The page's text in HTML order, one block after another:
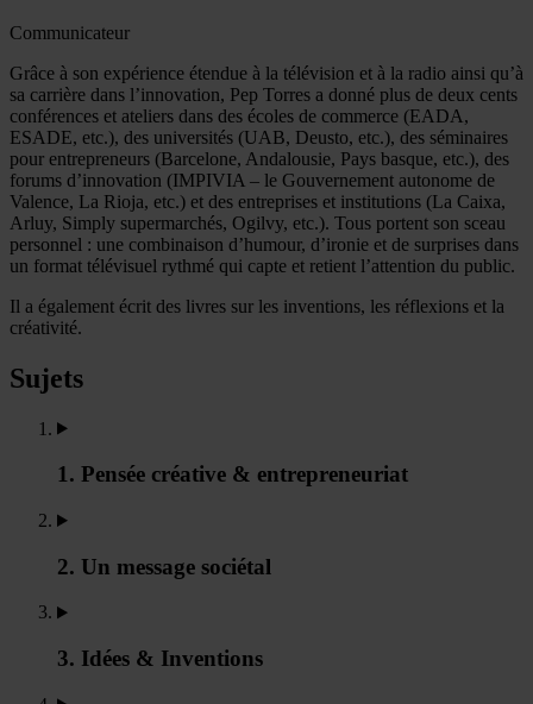
Communicateur
Grâce à son expérience étendue à la télévision et à la radio ainsi qu’à
sa carrière dans l’innovation, Pep Torres a donné plus de deux cents
conférences et ateliers dans des écoles de commerce (EADA,
ESADE, etc.), des universités (UAB, Deusto, etc.), des séminaires
pour entrepreneurs (Barcelone, Andalousie, Pays basque, etc.), des
forums d’innovation (IMPIVIA – le Gouvernement autonome de
Valence, La Rioja, etc.) et des entreprises et institutions (La Caixa,
Arluy, Simply supermarchés, Ogilvy, etc.). Tous portent son sceau
personnel : une combinaison d’humour, d’ironie et de surprises dans
un format télévisuel rythmé qui capte et retient l’attention du public.
Il a également écrit des livres sur les inventions, les réflexions et la
créativité.
Sujets
1. Pensée créative & entrepreneuriat
2. Un message sociétal
3. Idées & Inventions